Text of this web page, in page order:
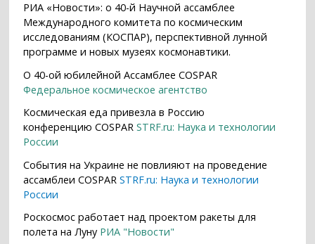
РИА «Новости»: о 40-й Научной ассамблее
Международного комитета по космическим
исследованиям (КОСПАР), перспективной лунной
программе и новых музеях космонавтики.
О 40-ой юбилейной Ассамблее COSPAR
Федеральное космическое агентство
Космическая еда привезла в Россию
конференцию COSPARSTRF.ru: Наука и технологии
России
События на Украине не повлияют на проведение
ассамблеи COSPARSTRF.ru: Наука и технологии
России
Роскосмос работает над проектом ракеты для
полета на Луну РИА "Новости"